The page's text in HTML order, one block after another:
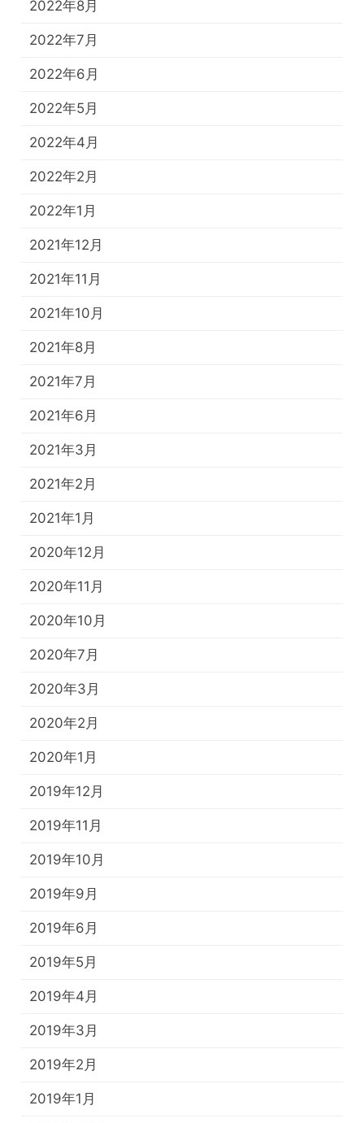
2022年8月
2022年7月
2022年6月
2022年5月
2022年4月
2022年2月
2022年1月
2021年12月
2021年11月
2021年10月
2021年8月
2021年7月
2021年6月
2021年3月
2021年2月
2021年1月
2020年12月
2020年11月
2020年10月
2020年7月
2020年3月
2020年2月
2020年1月
2019年12月
2019年11月
2019年10月
2019年9月
2019年6月
2019年5月
2019年4月
2019年3月
2019年2月
2019年1月